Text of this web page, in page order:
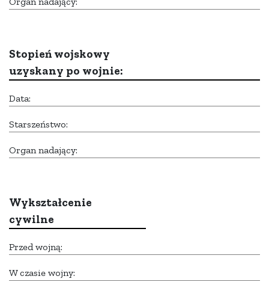
Stopień wojskowy
uzyskany po wojnie:
Data:
Starszeństwo:
Organ nadający:
Wykształcenie
cywilne
Przed wojną:
W czasie wojny: